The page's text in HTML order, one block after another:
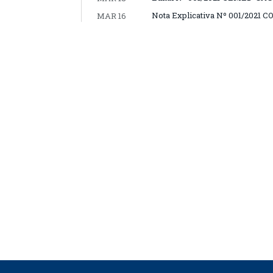
MAR 16
Nota Explicativa Nº 001/2021